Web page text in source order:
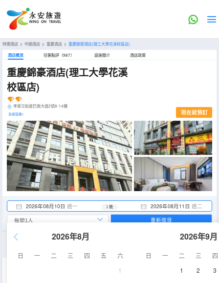
特價酒店 > 中國酒店 > 重慶酒店 > 重慶錦豪酒店(理工大學花溪校區店)
酒店概览 住客點評（987） 設施簡介 酒店政策
重慶錦豪酒店(理工大學花溪
校區店)
李家沱街道巴南大道2號8-14樓
全部設施> 現在就預訂
2026年08月10日 週一 2026年08月11日 週二
1 晚
2026年8月
日 一 二 三 四 五
六
1
2026年9月
日 一 二 三
四
1
2 3
重新搜尋
22-25㎡ 空調